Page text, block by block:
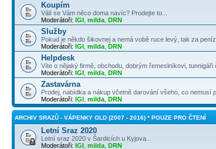
Koupím
Válí se Vám něco doma navíc? Prodejte to...
Moderátoři: IGI milda DRN
Služby
Pokud je někdo šikovnej a nemá vobě ruce levý, tak za
Moderátoři: IGI milda DRN
Helpdesk
Víte o nějaký firmě, obchodu, dobrým řemeslníkovi, tunnigáři
Moderátoři: IGI milda DRN
Zastavárna
Prodej, nabídka a nákup včetně darování všeho, co nemusí
Moderátoři: IGI milda DRN
ARCHIV SRAZŮ - VÁPENKY OLD (2007 - 2016) * POUZE PRO ČTENÍ
Letní Sraz 2020
Letní sraz 2020 v Šardicích u Kyjova...
Moderátoři: IGI milda DRN